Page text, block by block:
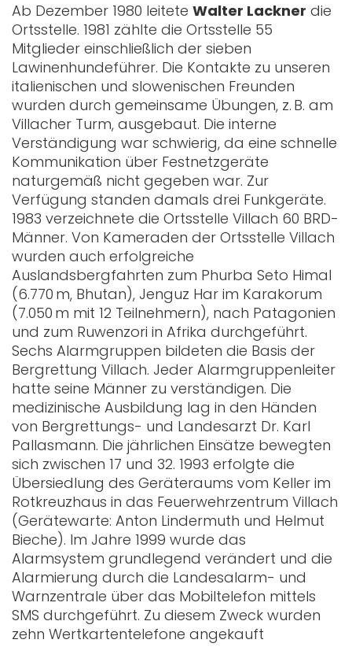
Ab Dezember 1980 leitete Walter Lackner die
Ortsstelle. 1981 zählte die Ortsstelle 55
Mitglieder einschließlich der sieben
Lawinenhundeführer. Die Kontakte zu unseren
italienischen und slowenischen Freunden
wurden durch gemeinsame Übungen, z. B. am
Villacher Turm, ausgebaut. Die interne
Verständigung war schwierig, da eine schnelle
Kommunikation über Festnetzgeräte
naturgemäß nicht gegeben war. Zur
Verfügung standen damals drei Funkgeräte.
1983 verzeichnete die Ortsstelle Villach 60 BRD-
Männer. Von Kameraden der Ortsstelle Villach
wurden auch erfolgreiche
Auslandsbergfahrten zum Phurba Seto Himal
(6.770 m, Bhutan), Jenguz Har im Karakorum
(7.050 m mit 12 Teilnehmern), nach Patagonien
und zum Ruwenzori in Afrika durchgeführt.
Sechs Alarmgruppen bildeten die Basis der
Bergrettung Villach. Jeder Alarmgruppenleiter
hatte seine Männer zu verständigen. Die
medizinische Ausbildung lag in den Händen
von Bergrettungs- und Landesarzt Dr. Karl
Pallasmann. Die jährlichen Einsätze bewegten
sich zwischen 17 und 32. 1993 erfolgte die
Übersiedlung des Geräteraums vom Keller im
Rotkreuzhaus in das Feuerwehrzentrum Villach
(Gerätewarte: Anton Lindermuth und Helmut
Bieche). Im Jahre 1999 wurde das
Alarmsystem grundlegend verändert und die
Alarmierung durch die Landesalarm- und
Warnzentrale über das Mobiltelefon mittels
SMS durchgeführt. Zu diesem Zweck wurden
zehn Wertkartentelefone angekauft